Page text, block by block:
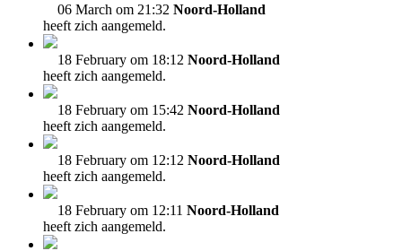
06 March om 21:32 Noord-Holland
heeft zich aangemeld.
18 February om 18:12 Noord-Holland
heeft zich aangemeld.
18 February om 15:42 Noord-Holland
heeft zich aangemeld.
18 February om 12:12 Noord-Holland
heeft zich aangemeld.
18 February om 12:11 Noord-Holland
heeft zich aangemeld.